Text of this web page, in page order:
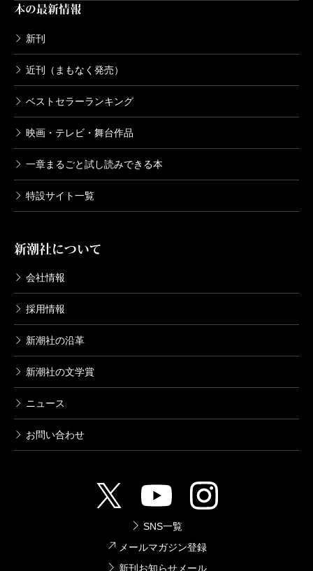
本の最新情報
新刊
近刊（まもなく発売）
ベストセラーランキング
映画・テレビ・舞台作品
一章まるごと試し読みできる本
特設サイト一覧
新潮社について
会社情報
採用情報
新潮社の沿革
新潮社の文学賞
ニュース
お問い合わせ
SNS一覧
メールマガジン登録
新刊お知らせメール